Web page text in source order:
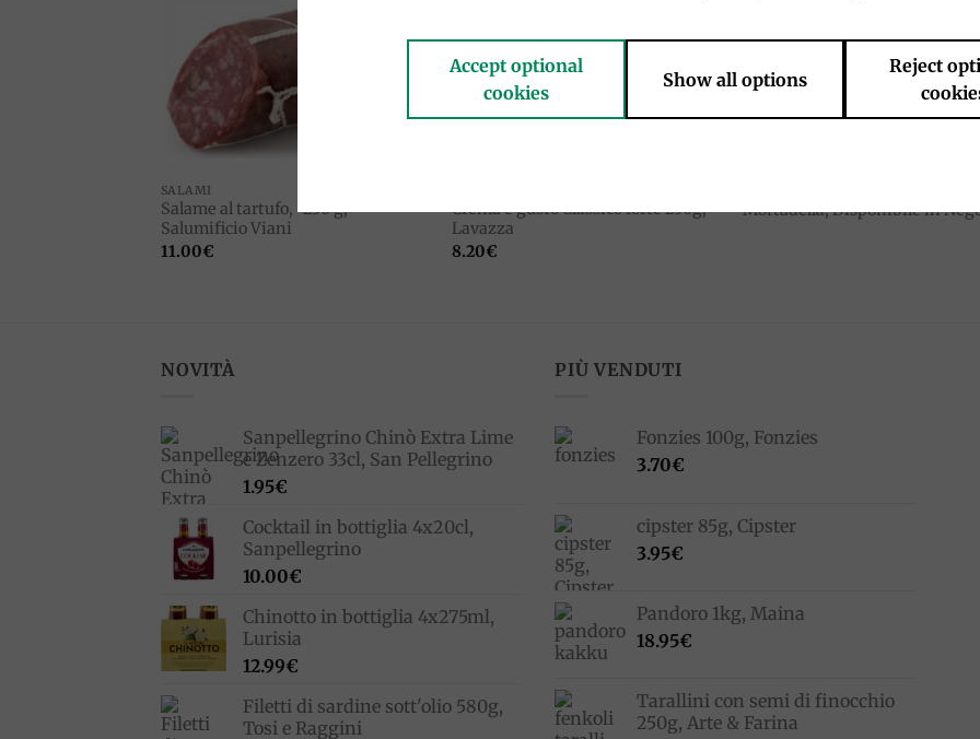
SALAMI
Salame al tartufo, ~230 g,
Salumificio Viani
11.00€
Crema e gusto Classico forte 250g,
Lavazza
8.20€
Mortadella, Disponibile in
NOVITÀ
Sanpellegrino Chinò Extra Lime
e Zenzero 33cl, San Pellegrino
1.95€
Cocktail in bottiglia 4x20cl,
Sanpellegrino
10.00€
Chinotto in bottiglia 4x275ml,
Lurisia
12.99€
Filetti di sardine sott'olio 580g,
Tosi e Raggini
PIÙ VENDUTI
Fonzies 100g, Fonzies
3.70€
cipster 85g, Cipster
3.95€
Pandoro 1kg, Maina
18.95€
Tarallini con semi di finocchio
250g, Arte & Farina
Accept optional
cookies
Show all options
Reject